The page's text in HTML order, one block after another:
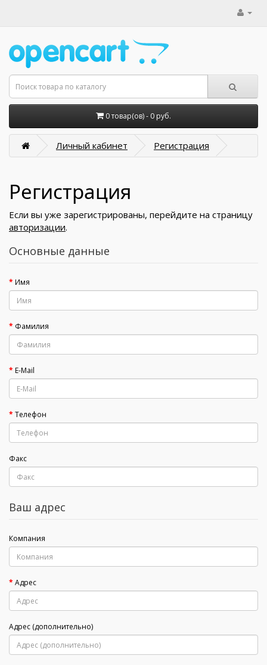
0 товар(ов) - 0 руб.
Личный кабинет Регистрация
Регистрация
Если вы уже зарегистрированы, перейдите на страницу
авторизации.
Основные данные
Имя
Фамилия
E-Mail
Телефон
Факс
Ваш адрес
Компания
Адрес
Адрес (дополнительно)